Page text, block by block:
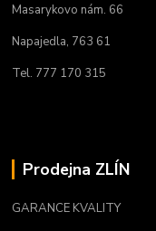
Masarykovo nám. 66
Napajedla, 763 61
Tel. 777 170 315
Prodejna ZLÍN
GARANCE KVALITY